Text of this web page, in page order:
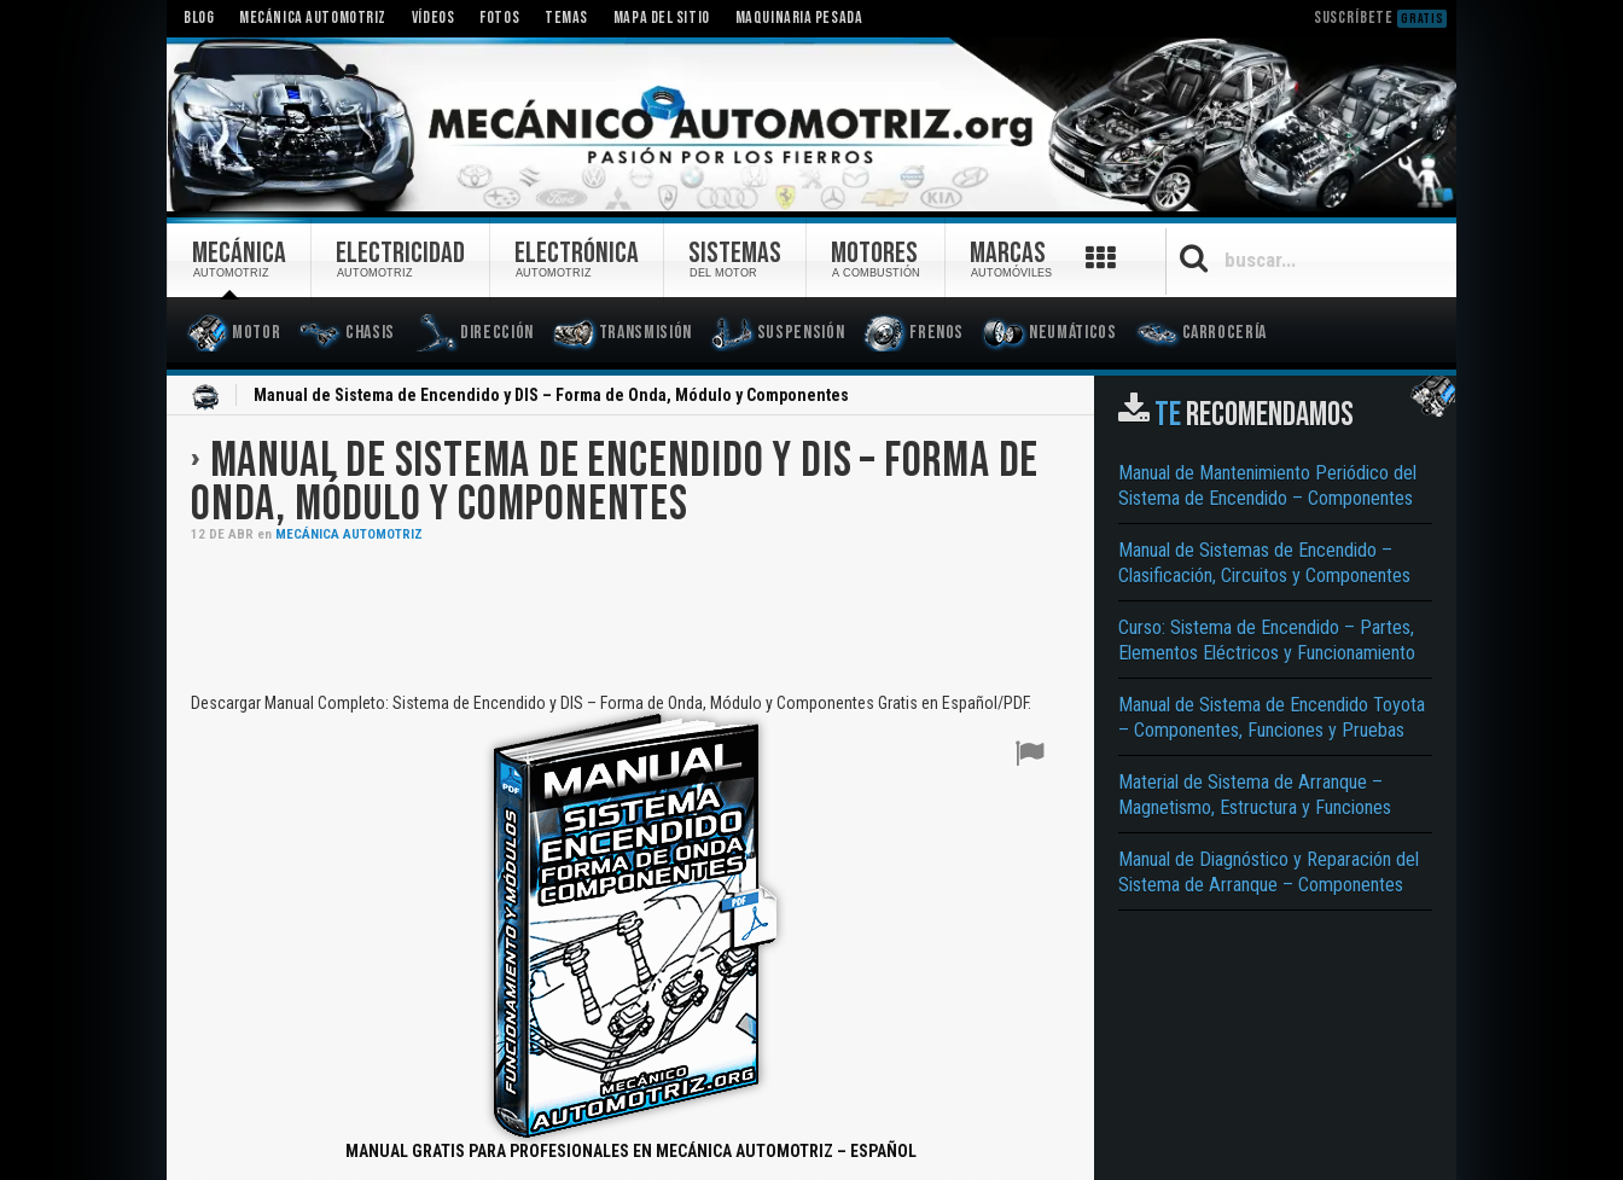
BLOG MECÁNICA AUTOMOTRIZ VÍDEOS FOTOS TEMAS MAPA DEL SITIO MAQUINARIA PESADA SUSCRÍBETE GRATIS
MECÁNICA
AUTOMOTRIZ
Motor Chasis Dirección Transmisión Suspensión Frenos Neumáticos Carrocería
ELECTRICIDAD
AUTOMOTRIZ
ELECTRÓNICA
AUTOMOTRIZ
SISTEMAS
DEL MOTOR
MOTORES
A COMBUSTIÓN
MARCAS
AUTOMÓVILES
Manual de Sistema de Encendido y DIS – Forma de Onda, Módulo y Componentes
MANUAL DE SISTEMA DE ENCENDIDO Y DIS – FORMA DE
ONDA, MÓDULO Y COMPONENTES
12 DE ABR en MECÁNICA AUTOMOTRIZ
Descargar Manual Completo: Sistema de Encendido y DIS – Forma de Onda, Módulo y Componentes Gratis en Español/PDF.
MANUAL GRATIS PARA PROFESIONALES EN MECÁNICA AUTOMOTRIZ – ESPAÑOL
TERECOMENDAMOS
Manual de Mantenimiento Periódico del
Sistema de Encendido – Componentes
Manual de Sistemas de Encendido –
Clasificación, Circuitos y Componentes
Curso: Sistema de Encendido – Partes,
Elementos Eléctricos y Funcionamiento
Manual de Sistema de Encendido Toyota
– Componentes, Funciones y Pruebas
Material de Sistema de Arranque –
Magnetismo, Estructura y Funciones
Manual de Diagnóstico y Reparación del
Sistema de Arranque – Componentes